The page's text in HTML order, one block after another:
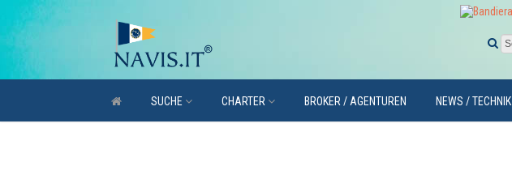
SUCHE CHARTER BROKER / AGENTUREN NEWS / TECHNIK